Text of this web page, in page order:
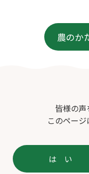
農のか
皆様の声
このペー